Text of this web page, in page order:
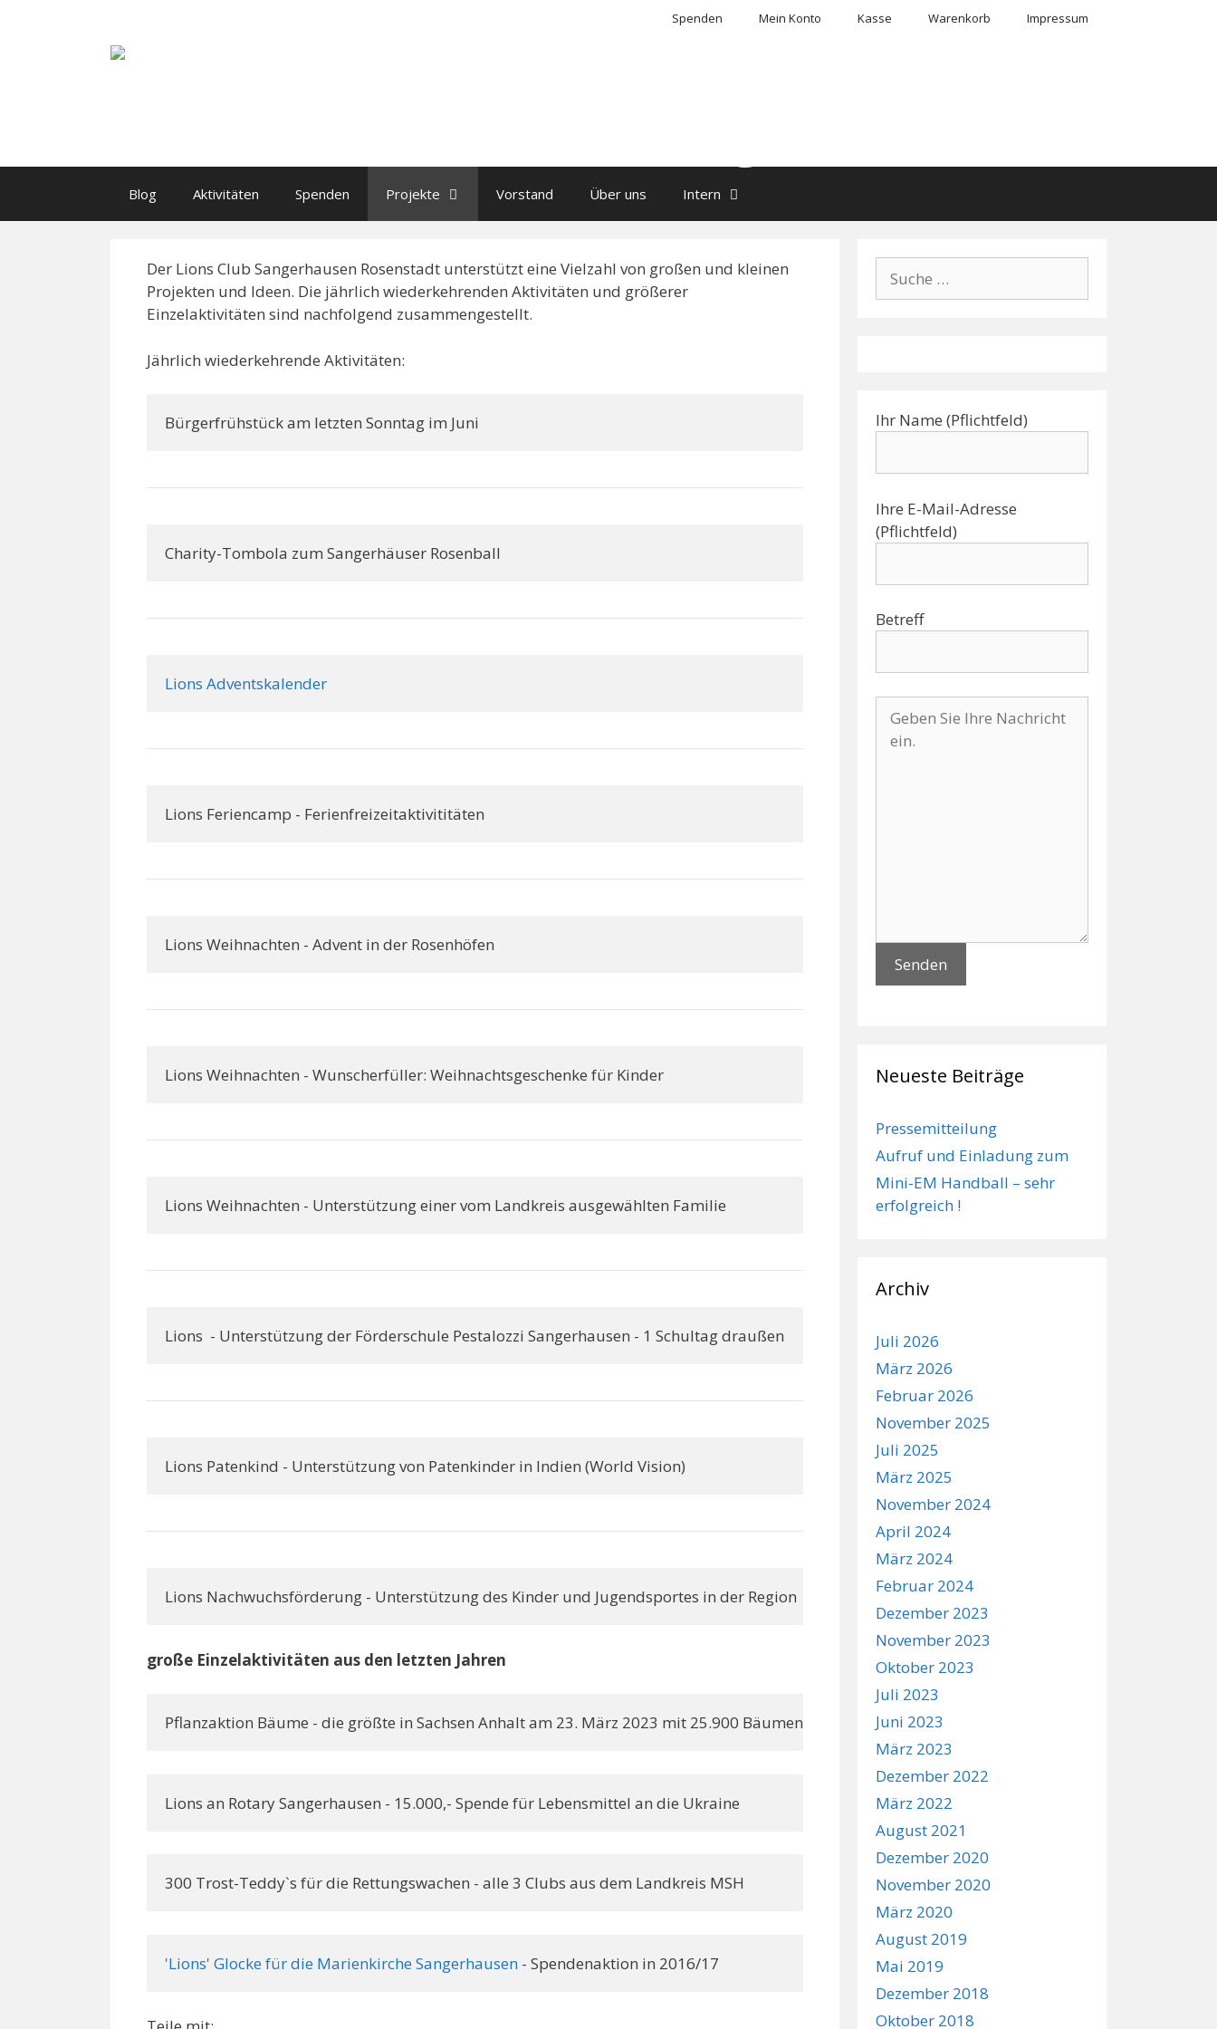
Spenden Mein Konto Kasse Warenkorb Impressum
Blog Aktivitäten Spenden Projekte Vorstand Über uns Intern
Der Lions Club Sangerhausen Rosenstadt unterstützt eine Vielzahl von großen und kleinen
Projekten und Ideen. Die jährlich wiederkehrenden Aktivitäten und größerer
Einzelaktivitäten sind nachfolgend zusammengestellt.
Jährlich wiederkehrende Aktivitäten:
Bürgerfrühstück am letzten Sonntag im Juni
Charity-Tombola zum Sangerhäuser Rosenball
Lions Adventskalender
Lions Feriencamp - Ferienfreizeitaktivititäten
Lions Weihnachten - Advent in der Rosenhöfen
Lions Weihnachten - Wunscherfüller: Weihnachtsgeschenke für Kinder
Lions Weihnachten - Unterstützung einer vom Landkreis ausgewählten Familie
Lions  - Unterstützung der Förderschule Pestalozzi Sangerhausen - 1 Schultag draußen
Lions Patenkind - Unterstützung von Patenkinder in Indien (World Vision)
Lions Nachwuchsförderung - Unterstützung des Kinder und Jugendsportes in der Region
große Einzelaktivitäten aus den letzten Jahren
Pflanzaktion Bäume - die größte in Sachsen Anhalt am 23. März 2023 mit 25.900 Bäumen
Lions an Rotary Sangerhausen - 15.000,- Spende für Lebensmittel an die Ukraine
300 Trost-Teddy`s für die Rettungswachen - alle 3 Clubs aus dem Landkreis MSH
'Lions' Glocke für die Marienkirche Sangerhausen - Spendenaktion in 2016/17
Ihr Name (Pflichtfeld)
Ihre E-Mail-Adresse
(Pflichtfeld)
Betreff
Neueste Beiträge
Pressemitteilung
Aufruf und Einladung zum
Mini-EM Handball – sehr
erfolgreich !
Archiv
Juli 2026
März 2026
Februar 2026
November 2025
Juli 2025
März 2025
November 2024
April 2024
März 2024
Februar 2024
Dezember 2023
November 2023
Oktober 2023
Juli 2023
Juni 2023
März 2023
Dezember 2022
März 2022
August 2021
Dezember 2020
November 2020
März 2020
August 2019
Mai 2019
Dezember 2018
Oktober 2018